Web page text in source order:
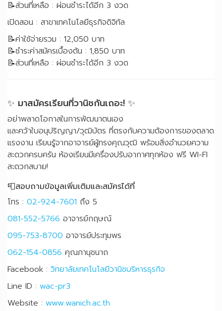
📝ส่วนที่เหลือ : ผ่อนชำระได้อีก 3 งวด
เปิดสอน : สาขาเทคโนโลยีธุรกิจดิจิทัล
📝ค่าใช้จ่ายรวม : 12,050 บาท
📝ชำระค่าสมัครเบื้องต้น : 1,850 บาท
📝ส่วนที่เหลือ : ผ่อนชำระได้อีก 3 งวด
✨ มาสมัครเรียนที่วานิชกันเถอะ! ✨
อย่าพลาดโอกาสในการพัฒนาตนเอง
และคว้าใบอนุปริญญา/วุฒิบัตร ที่ตรงกับความต้องการของตลาด
แรงงาน เรียนรู้จากอาจารย์ผู้ทรงคุณวุฒิ พร้อมสิ่งอำนวยความ
สะดวกครบครัน ห้องเรียนมีเครื่องปรับอากาศทุกห้อง ฟรี WI-FI
สะดวกสบาย!
📮สอบถามข้อมูลเพิ่มเติมและสมัครได้ที่
โทร : 02-924-7601 ถึง 5
081-552-5766 อาจารย์กฤษณ์
095-753-8700 อาจารย์ประทุมพร
062-154-0856 คุณภานุชนาถ
Facebook : วิทยาลัยเทคโนโลยีวานิชบริหารธุรกิจ
Line ID : wac-pr3
Website : www.wanich.ac.th